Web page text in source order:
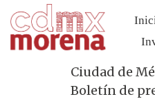
Ciudad de
Boletín de